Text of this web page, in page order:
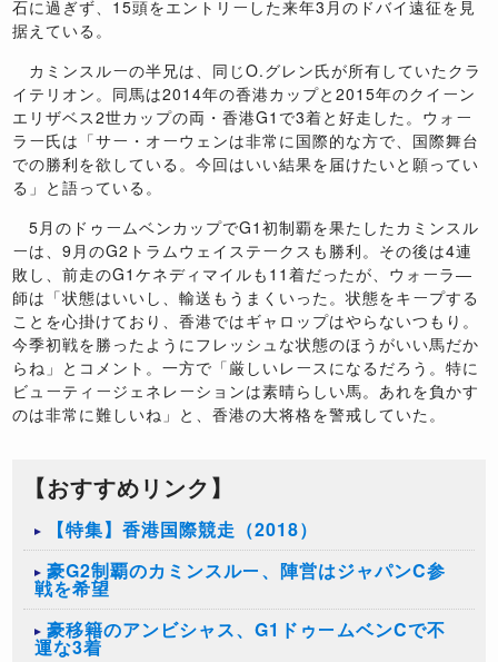
石に過ぎず、15頭をエントリーした来年3月のドバイ遠征を見
据えている。
カミンスルーの半兄は、同じO.グレン氏が所有していたクラ
イテリオン。同馬は2014年の香港カップと2015年のクイーン
エリザベス2世カップの両・香港G1で3着と好走した。ウォー
ラー氏は「サー・オーウェンは非常に国際的な方で、国際舞台
での勝利を欲している。今回はいい結果を届けたいと願ってい
る」と語っている。
5月のドゥームベンカップでG1初制覇を果たしたカミンスル
ーは、9月のG2トラムウェイステークスも勝利。その後は4連
敗し、前走のG1ケネディマイルも11着だったが、ウォーラ―
師は「状態はいいし、輸送もうまくいった。状態をキープする
ことを心掛けており、香港ではギャロップはやらないつもり。
今季初戦を勝ったようにフレッシュな状態のほうがいい馬だか
らね」とコメント。一方で「厳しいレースになるだろう。特に
ビューティージェネレーションは素晴らしい馬。あれを負かす
のは非常に難しいね」と、香港の大将格を警戒していた。
【おすすめリンク】
【特集】香港国際競走（2018）
豪G2制覇のカミンスルー、陣営はジャパンC参
戦を希望
豪移籍のアンビシャス、G1ドゥームベンCで不
運な3着